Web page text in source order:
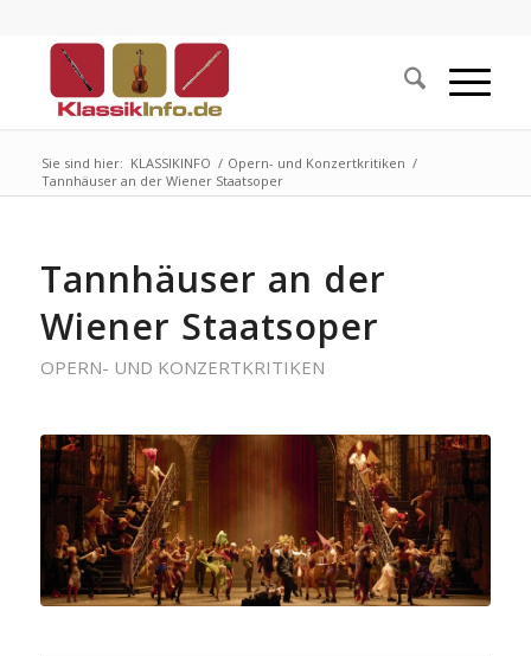
Sie sind hier: KLASSIKINFO / Opern- und Konzertkritiken /
Tannhäuser an der Wiener Staatsoper
Tannhäuser an der
Wiener Staatsoper
OPERN- UND KONZERTKRITIKEN